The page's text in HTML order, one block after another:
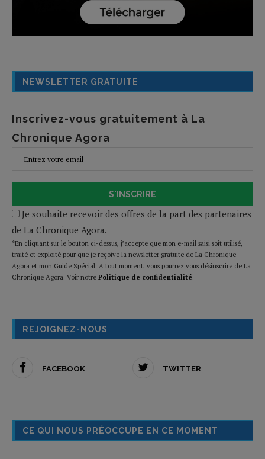
NEWSLETTER GRATUITE
Inscrivez-vous gratuitement à La
Chronique Agora
S'INSCRIRE
Je souhaite recevoir des offres de la part des partenaires
de La Chronique Agora.
*En cliquant sur le bouton ci-dessus, j’accepte que mon e-mail saisi soit utilisé,
traité et exploité pour que je reçoive la newsletter gratuite de La Chronique
Agora et mon Guide Spécial. A tout moment, vous pourrez vous désinscrire de La
Chronique Agora. Voir notre Politique de confidentialité.
REJOIGNEZ-NOUS
FACEBOOK TWITTER
CE QUI NOUS PRÉOCCUPE EN CE MOMENT